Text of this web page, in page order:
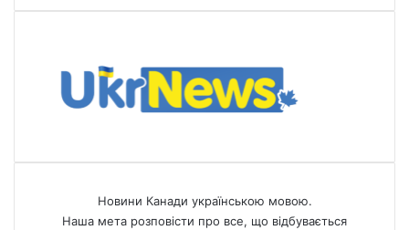
Новини Канади українською мовою.
Наша мета розповісти про все, що відбувається